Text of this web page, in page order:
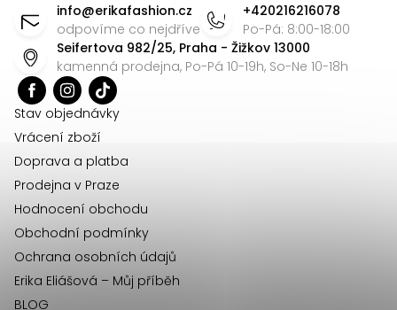
info@erikafashion.cz
odpovíme co nejdříve
+420216216078
Po-Pá: 8:00-18:00
Seifertova 982/25, Praha - Žižkov 13000
kamenná prodejna, Po-Pá 10-19h, So-Ne 10-18h
Stav objednávky
Vrácení zboží
Doprava a platba
Prodejna v Praze
Hodnocení obchodu
Obchodní podmínky
Ochrana osobních údajů
Erika Eliášová – Můj příběh
BLOG